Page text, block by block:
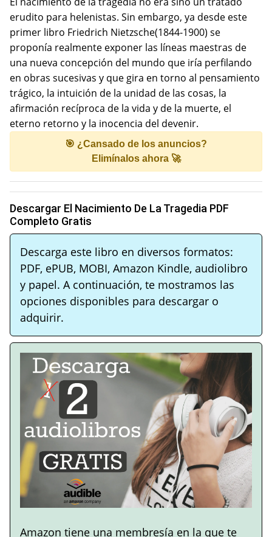
erudito para helenistas. Sin embargo, ya desde este
primer libro Friedrich Nietzsche(1844-1900) se
proponía realmente exponer las líneas maestras de
una nueva concepción del mundo que iría perfilando
en obras sucesivas y que gira en torno al pensamiento
trágico, la intuición de la unidad de las cosas, la
afirmación recíproca de la vida y de la muerte, el
eterno retorno y la inocencia del devenir.
🎯 ¿Cansado de los anuncios?
Elimínalos ahora 🚀
Descargar El Nacimiento De La Tragedia PDF
Completo Gratis
Descarga este libro en diversos formatos:
PDF, ePUB, MOBI, Amazon Kindle, audiolibro
y papel. A continuación, te mostramos las
opciones disponibles para descargar o
adquirir.
Amazon tiene una membresía en la que te